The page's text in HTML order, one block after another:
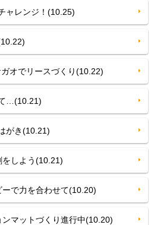
レンジ！(10.25)
オでリースづくり(10.22)
…(10.21)
がき(10.21)
しよう(10.21)
で力を合わせて(10.20)
マットづくり進行中(10.20)